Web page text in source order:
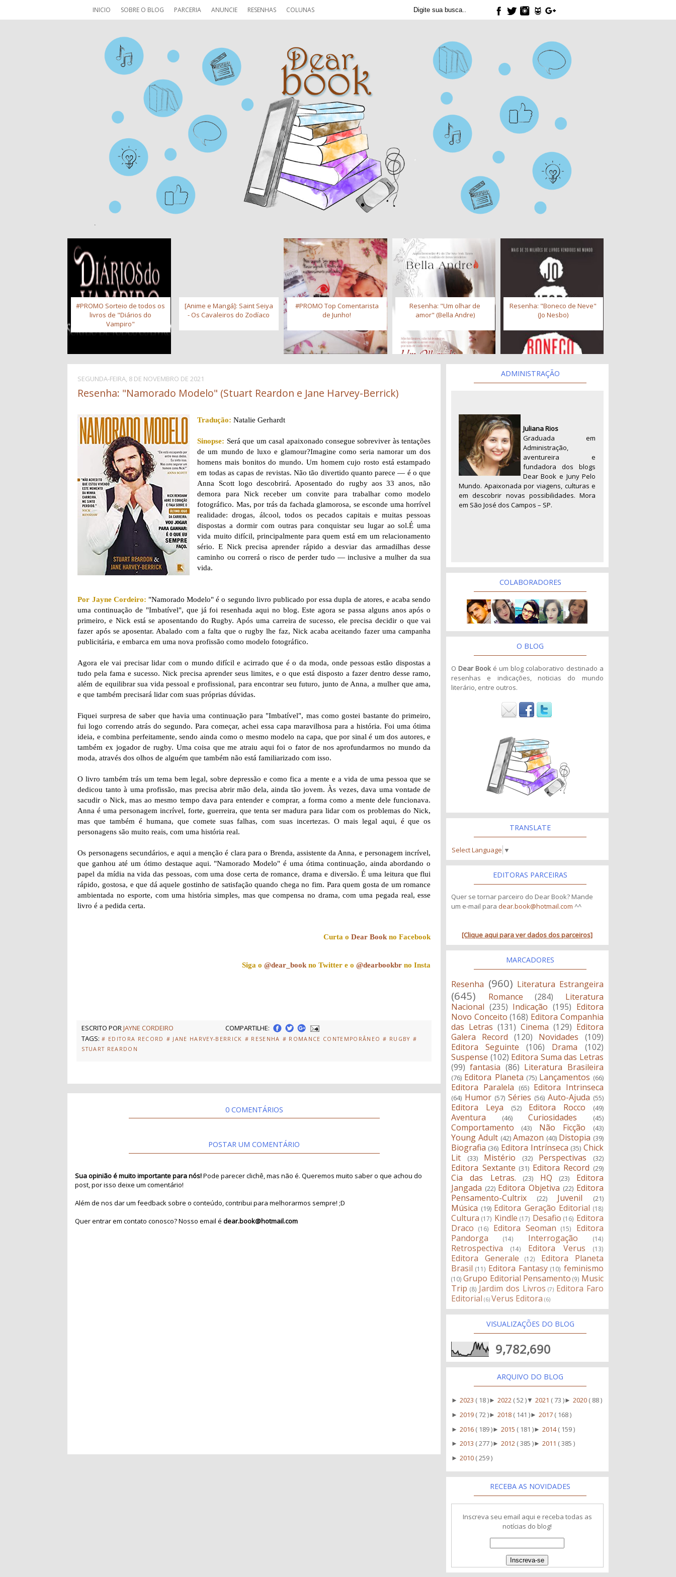
INICIO SOBRE O BLOG PARCERIA ANUNCIE RESENHAS COLUNAS
#PROMO Sorteio de todos os
livros de "Diários do
Vampiro"
[Anime e Mangá]: Saint Seiya
- Os Cavaleiros do Zodíaco
#PROMO Top Comentarista
de Junho!
Resenha: "Um olhar de
amor" (Bella Andre)
Resenha: "Boneco de Neve"
(Jo Nesbo)
SEGUNDA-FEIRA, 8 DE NOVEMBRO DE 2021
Resenha: "Namorado Modelo" (Stuart Reardon e Jane Harvey-Berrick)
Tradução: Natalie Gerhardt
Sinopse: Será que um casal apaixonado consegue sobreviver às tentações
de um mundo de luxo e glamour?Imagine como seria namorar um dos
homens mais bonitos do mundo. Um homem cujo rosto está estampado
em todas as capas de revistas. Não tão divertido quanto parece ― é o que
Anna Scott logo descobrirá. Aposentado do rugby aos 33 anos, não
demora para Nick receber um convite para trabalhar como modelo
fotográfico. Mas, por trás da fachada glamorosa, se esconde uma horrível
realidade: drogas, álcool, todos os pecados capitais e muitas pessoas
dispostas a dormir com outras para conquistar seu lugar ao sol.É uma
vida muito difícil, principalmente para quem está em um relacionamento
sério. E Nick precisa aprender rápido a desviar das armadilhas desse
caminho ou correrá o risco de perder tudo ― inclusive a mulher da sua
vida.
Por Jayne Cordeiro: "Namorado Modelo" é o segundo livro publicado por essa dupla de atores, e acaba sendo
uma continuação de "Imbatível", que já foi resenhada aqui no blog. Este agora se passa alguns anos após o
primeiro, e Nick está se aposentando do Rugby. Após uma carreira de sucesso, ele precisa decidir o que vai
fazer após se aposentar. Abalado com a falta que o rugby lhe faz, Nick acaba aceitando fazer uma campanha
publicitária, e embarca em uma nova profissão como modelo fotográfico.
Agora ele vai precisar lidar com o mundo difícil e acirrado que é o da moda, onde pessoas estão dispostas a
tudo pela fama e sucesso. Nick precisa aprender seus limites, e o que está disposto a fazer dentro desse ramo,
além de equilibrar sua vida pessoal e profissional, para encontrar seu futuro, junto de Anna, a mulher que ama,
e que também precisará lidar com suas próprias dúvidas.
Fiquei surpresa de saber que havia uma continuação para "Imbatível", mas como gostei bastante do primeiro,
fui logo correndo atrás do segundo. Para começar, achei essa capa maravilhosa para a história. Foi uma ótima
ideia, e combina perfeitamente, sendo ainda como o mesmo modelo na capa, que por sinal é um dos autores, e
também ex jogador de rugby. Uma coisa que me atraiu aqui foi o fator de nos aprofundarmos no mundo da
moda, através dos olhos de alguém que também não está familiarizado com isso.
O livro também trás um tema bem legal, sobre depressão e como fica a mente e a vida de uma pessoa que se
dedicou tanto à uma profissão, mas precisa abrir mão dela, ainda tão jovem. Às vezes, dava uma vontade de
sacudir o Nick, mas ao mesmo tempo dava para entender e comprar, a forma como a mente dele funcionava.
Anna é uma personagem incrível, forte, guerreira, que tenta ser madura para lidar com os problemas do Nick,
mas que também é humana, que comete suas falhas, com suas incertezas. O mais legal aqui, é que os
personagens são muito reais, com uma história real.
Os personagens secundários, e aqui a menção é clara para o Brenda, assistente da Anna, e personagem incrível,
que ganhou até um ótimo destaque aqui. "Namorado Modelo" é uma ótima continuação, ainda abordando o
papel da mídia na vida das pessoas, com uma dose certa de romance, drama e diversão. É uma leitura que flui
rápido, gostosa, e que dá aquele gostinho de satisfação quando chega no fim. Para quem gosta de um romance
ambientada no esporte, com uma história simples, mas que compensa no drama, com uma pegada real, esse
livro é a pedida certa.
Curta oDear Book no Facebook
Siga o@dear_bookno Twitter e o@dearbookbr no Insta
ESCRITO PORJAYNE CORDEIRO
COMPARTILHE:
TAGS: # EDITORA RECORD # JANE HARVEY-BERRICK # RESENHA # ROMANCE CONTEMPORÂNEO # RUGBY #
STUART REARDON
0 COMENTÁRIOS
POSTAR UM COMENTÁRIO
Sua opinião é muito importante para nós!Pode parecer clichê, mas não é. Queremos muito saber o que achou do
post, por isso deixe um comentário!
Além de nos dar um feedback sobre o conteúdo, contribui para melhorarmos sempre! ;D
Quer entrar em contato conosco? Nosso email édear.book@hotmail.com
ADMINISTRAÇÃO
Juliana Rios
Graduada em
Administração,
aventureira e
fundadora dos blogs
Dear Book e Juny Pelo
Mundo. Apaixonada por viagens, culturas e
em descobrir novas possibilidades. Mora
em São José dos Campos – SP.
COLABORADORES
O BLOG
O Dear Book é um blog colaborativo destinado a
resenhas e indicações, noticias do mundo
literário, entre outros.
TRANSLATE
Select Language ▼
EDITORAS PARCEIRAS
Quer se tornar parceiro do Dear Book? Mande
um e-mail para dear.book@hotmail.com ^^
[Clique aqui para ver dados dos parceiros]
MARCADORES
Resenha (960) Literatura Estrangeira
(645) Romance (284)
Literatura
Nacional (235) Indicação (195) Editora
Novo Conceito (168) Editora Companhia
das Letras (131) Cinema (129) Editora
Galera Record
(120) Novidades
(109)
Editora Seguinte
(106) Drama
(102)
Suspense (102) Editora Suma das Letras
(99) fantasia (86) Literatura Brasileira
(76) Editora Planeta (75) Lançamentos (66)
Editora Paralela (65) Editora Intrinseca
(64) Humor (57) Séries (56) Auto-Ajuda (55)
Editora Leya (52) Editora Rocco (49)
Aventura (46) Curiosidades (45)
Comportamento (43) Não Ficção (43)
Young Adult (42) Amazon (40) Distopia (39)
Biografia (36) Editora Intrínseca (35) Chick
Lit
(33) Mistério (32) Perspectivas (32)
Editora Sextante (31) Editora Record (29)
Cia das Letras. (23) HQ (23)
Editora
Jangada (22) Editora Objetiva (22) Editora
Pensamento-Cultrix
(22) Juvenil (21)
Música (19) Editora Geração Editorial (18)
Cultura (17) Kindle (17) Desafio (16) Editora
Draco
(16) Editora Seoman (15)
Editora
Pandorga
(14) Interrogação (14)
Retrospectiva (14) Editora Verus (13)
Editora Generale (12)
Editora Planeta
Brasil (11) Editora Fantasy (10) feminismo
(10) Grupo Editorial Pensamento (9) Music
Trip (8) Jardim dos Livros (7) Editora Faro
Editorial (6) Verus Editora (6)
VISUALIZAÇÕES DO BLOG
9,782,690
ARQUIVO DO BLOG
►2023 ( 18 )►2022 ( 52 ) ▼2021 ( 73 )►2020 ( 88 )
►2019 ( 72 )►2018 ( 141 )►2017 ( 168 )
►2016 ( 189 )►2015 ( 181 )►2014( 159 )
►2013 ( 277 )►2012 ( 385 )►2011 ( 385 )
►2010 ( 259 )
RECEBA AS NOVIDADES
Inscreva seu email aqui e receba todas as
notícias do blog!